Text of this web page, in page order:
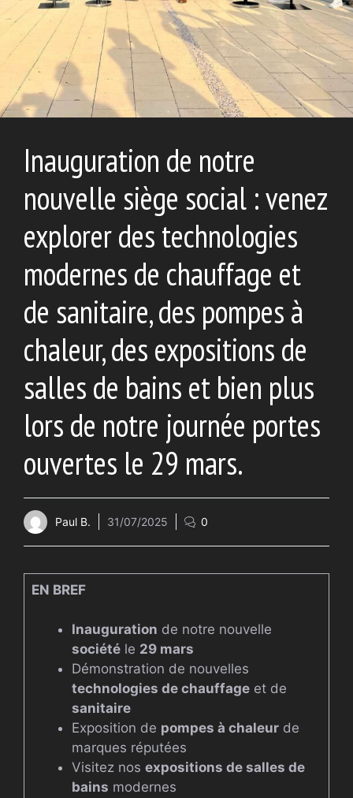
Inauguration de notre
nouvelle siège social : venez
explorer des technologies
modernes de chauffage et
de sanitaire, des pompes à
chaleur, des expositions de
salles de bains et bien plus
lors de notre journée portes
ouvertes le 29 mars.
Paul B. 31/07/2025 0
EN BREF
Inauguration de notre nouvelle
sociétéle 29 mars
Démonstration de nouvelles
technologies de chauffageet de
sanitaire
Exposition de pompes à chaleurde
marques réputées
Visitez nos expositions de salles de
bains modernes